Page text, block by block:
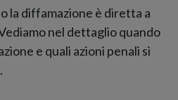
la diffamazione è diretta a
nel dettaglio quando
e quali azioni penali si